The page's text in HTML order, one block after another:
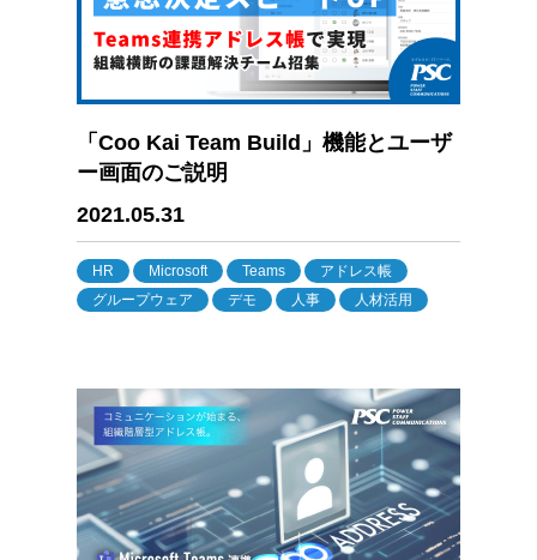
「Coo Kai Team Build」機能とユーザ
ー画面のご説明
2021.05.31
HR Microsoft Teams
アドレス帳
グループウェア
デモ 人事 人材活用